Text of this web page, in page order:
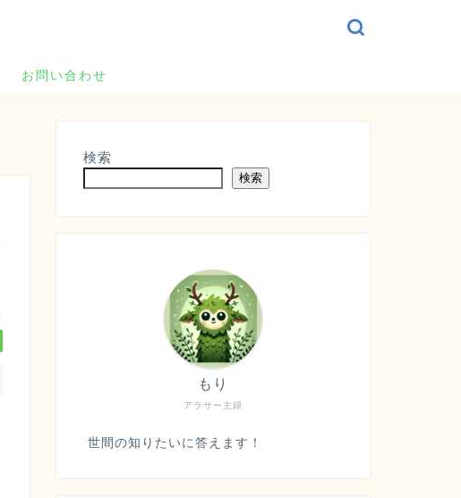
お問い合わせ
検索
検索
アラサー主婦
もり
世間の知りたいに答えます！